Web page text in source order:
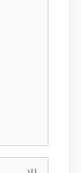
الاسم